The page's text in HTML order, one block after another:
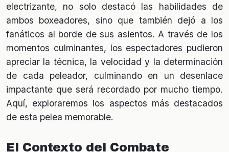
electrizante, no solo destacó las habilidades de
ambos boxeadores, sino que también dejó a los
fanáticos al borde de sus asientos. A través de los
momentos culminantes, los espectadores pudieron
apreciar la técnica, la velocidad y la determinación
de cada peleador, culminando en un desenlace
impactante que será recordado por mucho tiempo.
Aquí, exploraremos los aspectos más destacados
de esta pelea memorable.
El Contexto del Combate